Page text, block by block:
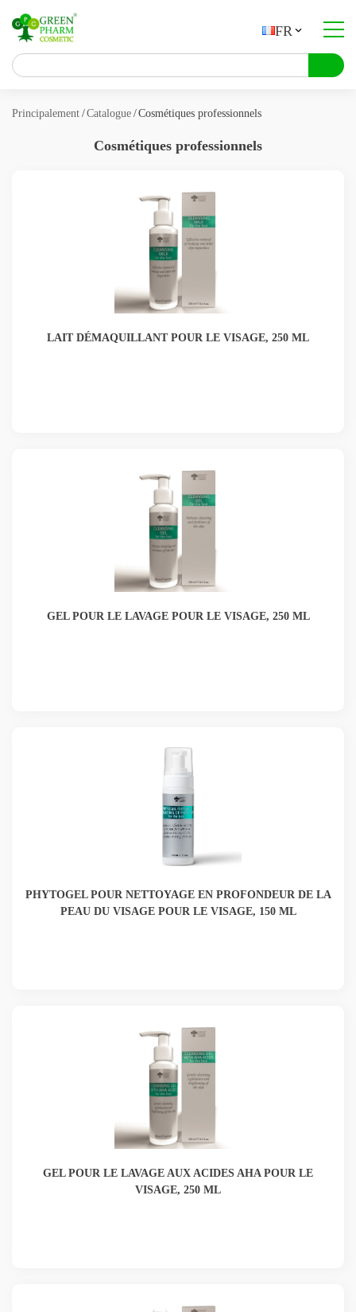
FR
À propos de la société
NL FR DE BG
Principalement Catalogue Cosmétiques professionnels
Cosmétiques professionnels
LAIT DÉMAQUILLANT POUR LE VISAGE, 250 ML
GEL POUR LE LAVAGE POUR LE VISAGE, 250 ML
PHYTOGEL POUR NETTOYAGE EN PROFONDEUR DE LA
PEAU DU VISAGE POUR LE VISAGE, 150 ML
GEL POUR LE LAVAGE AUX ACIDES AHA POUR LE
VISAGE, 250 ML